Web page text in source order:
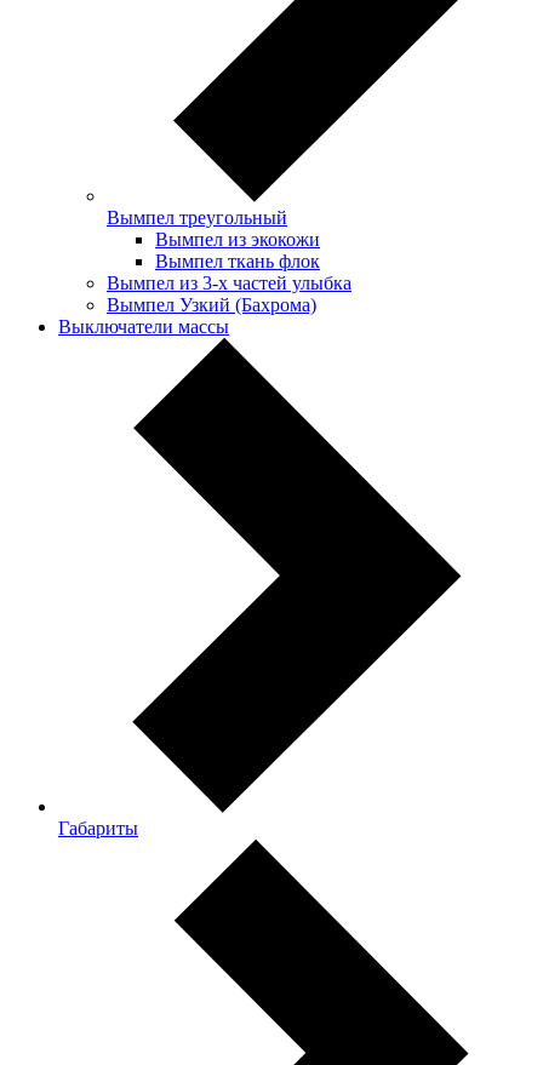
Вымпел треугольный
Вымпел из экокожи
Вымпел ткань флок
Вымпел из 3-х частей улыбка
Вымпел Узкий (Бахрома)
Выключатели массы
Габариты